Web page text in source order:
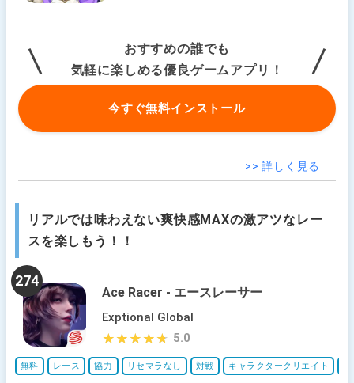
おすすめの誰でも
気軽に楽しめる優良ゲームアプリ！
今すぐ無料インストール
>> 詳しく見る
リアルでは味わえない爽快感MAXの激アツなレー
スを楽しもう！！
Ace Racer - エースレーサー
274
Exptional Global
無料 レース 協力 リセマラなし 対戦 キャラクタークリエイト
5.0
★★★★★
★★★★★